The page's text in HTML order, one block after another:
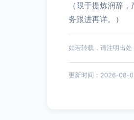
（限于提炼润辞
务跟进再详。）
如若转载，请注明出
更新时间：2026-08-